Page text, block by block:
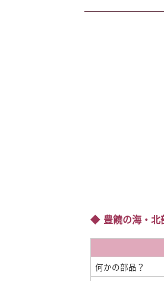
豊饒の海・北
何かの部品？